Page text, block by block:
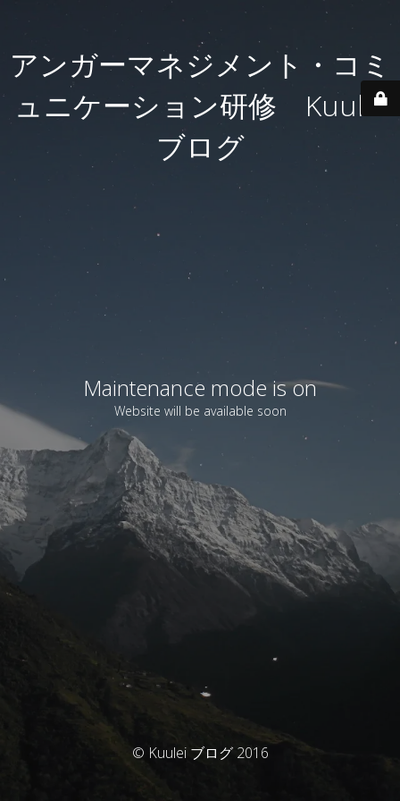
アンガーマネジメント・コミ
ュニケーション研修 Kuulei
ブログ
Maintenance mode is on
Website will be available soon
© Kuulei ブログ 2016